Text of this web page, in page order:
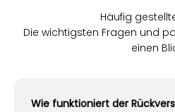
Häufig
Die wichtigsten Fragen und
einen
Wie funktioniert der